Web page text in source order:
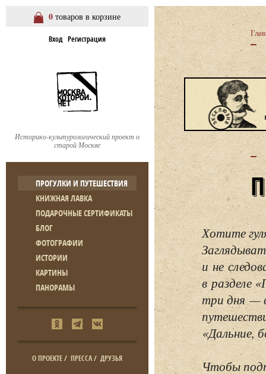
0 товаров в корзине
Вход Регистрация
Историко-культурологический проект о
старой Москве
ПРОГУЛКИ И ПУТЕШЕСТВИЯ
КНИЖНАЯ ЛАВКА
ПОДАРОЧНЫЕ СЕРТИФИКАТЫ
БЛОГ
ФОТОГРАФИИ
ИСТОРИИ
КАРТИНЫ
ПАНОРАМЫ
О ПРОЕКТЕ/ ПРЕССА/ ДРУЗЬЯ
Хотите
и не
в разделе
три дня —
«Дальние,
Чтобы